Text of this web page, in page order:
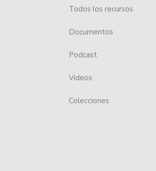
Todos los recursos
Documentos
Podcast
Videos
Colecciones